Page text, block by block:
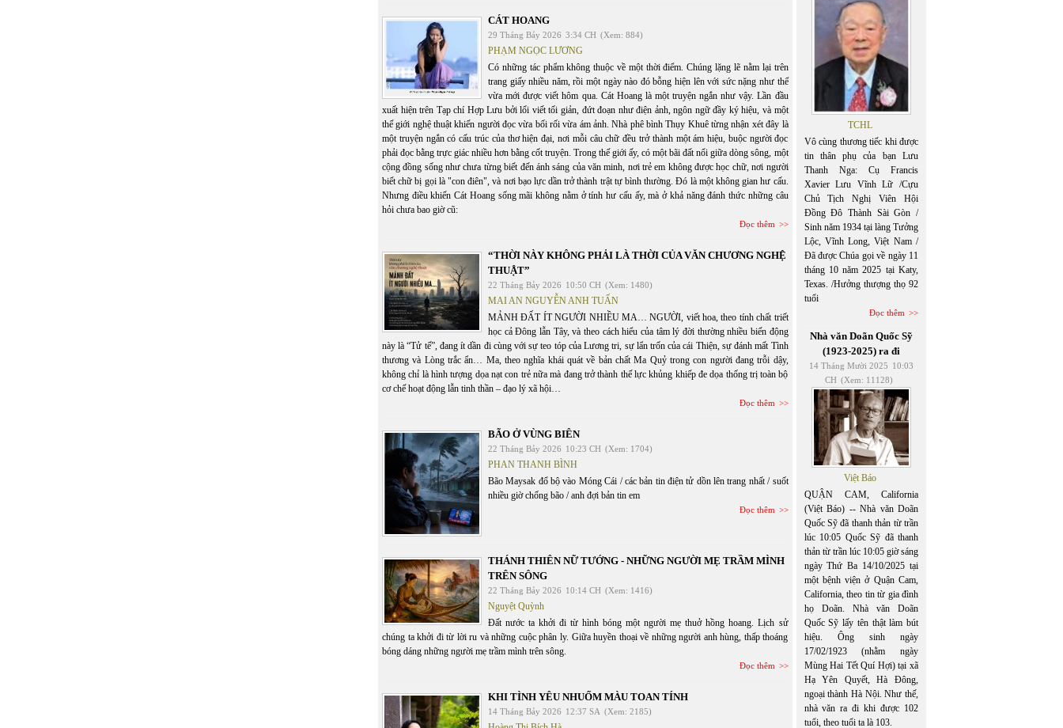
CÁT HOANG
29 Tháng Bảy 2026 3:34 CH (Xem: 884)
PHẠM NGỌC LƯƠNG
Có những tác phẩm không thuộc về một thời điểm. Chúng lặng lẽ nằm lại trên
trang giấy nhiều năm, rồi một ngày nào đó bỗng hiện lên với sức nặng như thể
vừa mới được viết hôm qua. Cát Hoang là một truyện ngắn như vậy. Lần đầu
xuất hiện trên Tạp chí Hợp Lưu bởi lối viết tối giản, đứt đoạn như điện ảnh, ngôn ngữ đầy ký hiệu, và một
thế giới nghệ thuật khiến người đọc vừa bối rối vừa ám ảnh. Nhà phê bình Thụy Khuê từng nhận xét đây là
một truyện ngắn có cấu trúc của thơ hiện đại, nơi mỗi câu chữ đều trở thành một ám hiệu, buộc người đọc
phải đọc bằng trực giác nhiều hơn bằng cốt truyện. Trong thế giới ấy, có một bãi đất nổi giữa dòng sông, một
cộng đồng sống như chưa từng biết đến ánh sáng của văn minh, nơi trẻ em không được học chữ, nơi người
biết chữ bị gọi là "con điên", và nơi bạo lực dần trở thành trật tự bình thường. Đó là một không gian hư cấu.
Nhưng điều khiến Cát Hoang sống mãi không nằm ở tính hư cấu ấy, mà ở khả năng đánh thức những câu
hỏi chưa bao giờ cũ:
Đọc thêm
“THỜI NÀY KHÔNG PHẢI LÀ THỜI CỦA VĂN CHƯƠNG NGHỆ
THUẬT”
22 Tháng Bảy 2026 10:50 CH (Xem: 1480)
MAI AN NGUYỄN ANH TUẤN
MẢNH ĐẤT ÍT NGƯỜI NHIỀU MA… NGƯỜI, viết hoa, theo tính chất triết
học cả Đông lẫn Tây, và theo cách hiểu của tâm lý đời thường nhiều biến động
này là “Tử tế”, đang ít dần đi cùng với sự teo tóp của Lương tri, sự lẩn trốn của cái Thiện, sự đánh mất Tình
thương và Lòng trắc ẩn… Ma, theo nghĩa khái quát về bản chất Ma Quỷ trong con người đang trỗi dậy,
không chỉ là hình tượng dọa nạt con trẻ nữa mà đang trở thành thế lực khủng khiếp đe dọa thống trị toàn bộ
cơ chế hoạt động lẫn tinh thần – đạo lý xã hội…
Đọc thêm
BÃO Ở VÙNG BIÊN
22 Tháng Bảy 2026 10:23 CH (Xem: 1704)
PHAN THANH BÌNH
Bão Maysak đổ bộ vào Móng Cái / các bản tin điện tử dồn lên trang nhất / suốt
nhiều giờ chống bão / anh đợi bản tin em
Đọc thêm
THÁNH THIÊN NỮ TƯỚNG - NHỮNG NGƯỜI MẸ TRẦM MÌNH
TRÊN SÔNG
22 Tháng Bảy 2026 10:14 CH (Xem: 1416)
Nguyệt Quỳnh
Đất nước ta khởi đi từ hình bóng một người mẹ thuở hồng hoang. Lịch sử
chúng ta khởi đi từ lời ru và những cuộc phân ly. Giữa huyền thoại về những người anh hùng, thấp thoáng
bóng dáng những người mẹ trầm mình trên sông.
Đọc thêm
KHI TÌNH YÊU NHUỐM MÀU TOAN TÍNH
14 Tháng Bảy 2026 12:37 SA (Xem: 2185)
TCHL
Vô cùng thương tiếc khi được
tin thân phụ của bạn Lưu
Thanh Nga: Cụ Francis
Xavier Lưu Vĩnh Lữ /Cựu
Chủ Tịch Nghị Viên Hội
Đồng Đô Thành Sài Gòn /
Sinh năm 1934 tại làng Tưởng
Lộc, Vĩnh Long, Việt Nam /
Đã được Chúa gọi về ngày 11
tháng 10 năm 2025 tại Katy,
Texas. /Hưởng thượng thọ 92
tuổi
Đọc thêm
Nhà văn Doãn Quốc Sỹ
(1923-2025) ra đi
14 Tháng Mười 2025 10:03
CH (Xem: 11128)
Việt Báo
QUẬN CAM, California
(Việt Báo) -- Nhà văn Doãn
Quốc Sỹ đã thanh thản từ trần
lúc 10:05 Quốc Sỹ đã thanh
thản từ trần lúc 10:05 giờ sáng
ngày Thứ Ba 14/10/2025 tại
một bệnh viện ở Quận Cam,
California, theo tin từ gia đình
họ Doãn. Nhà văn Doãn
Quốc Sỹ lấy tên thật làm bút
hiệu. Ông sinh ngày
17/02/1923 (nhằm ngày
Mùng Hai Tết Quí Hợi) tại xã
Hạ Yên Quyết, Hà Đông,
ngoại thành Hà Nội. Như thế,
nhà văn ra đi khi được 102
tuổi, theo tuổi ta là 103.